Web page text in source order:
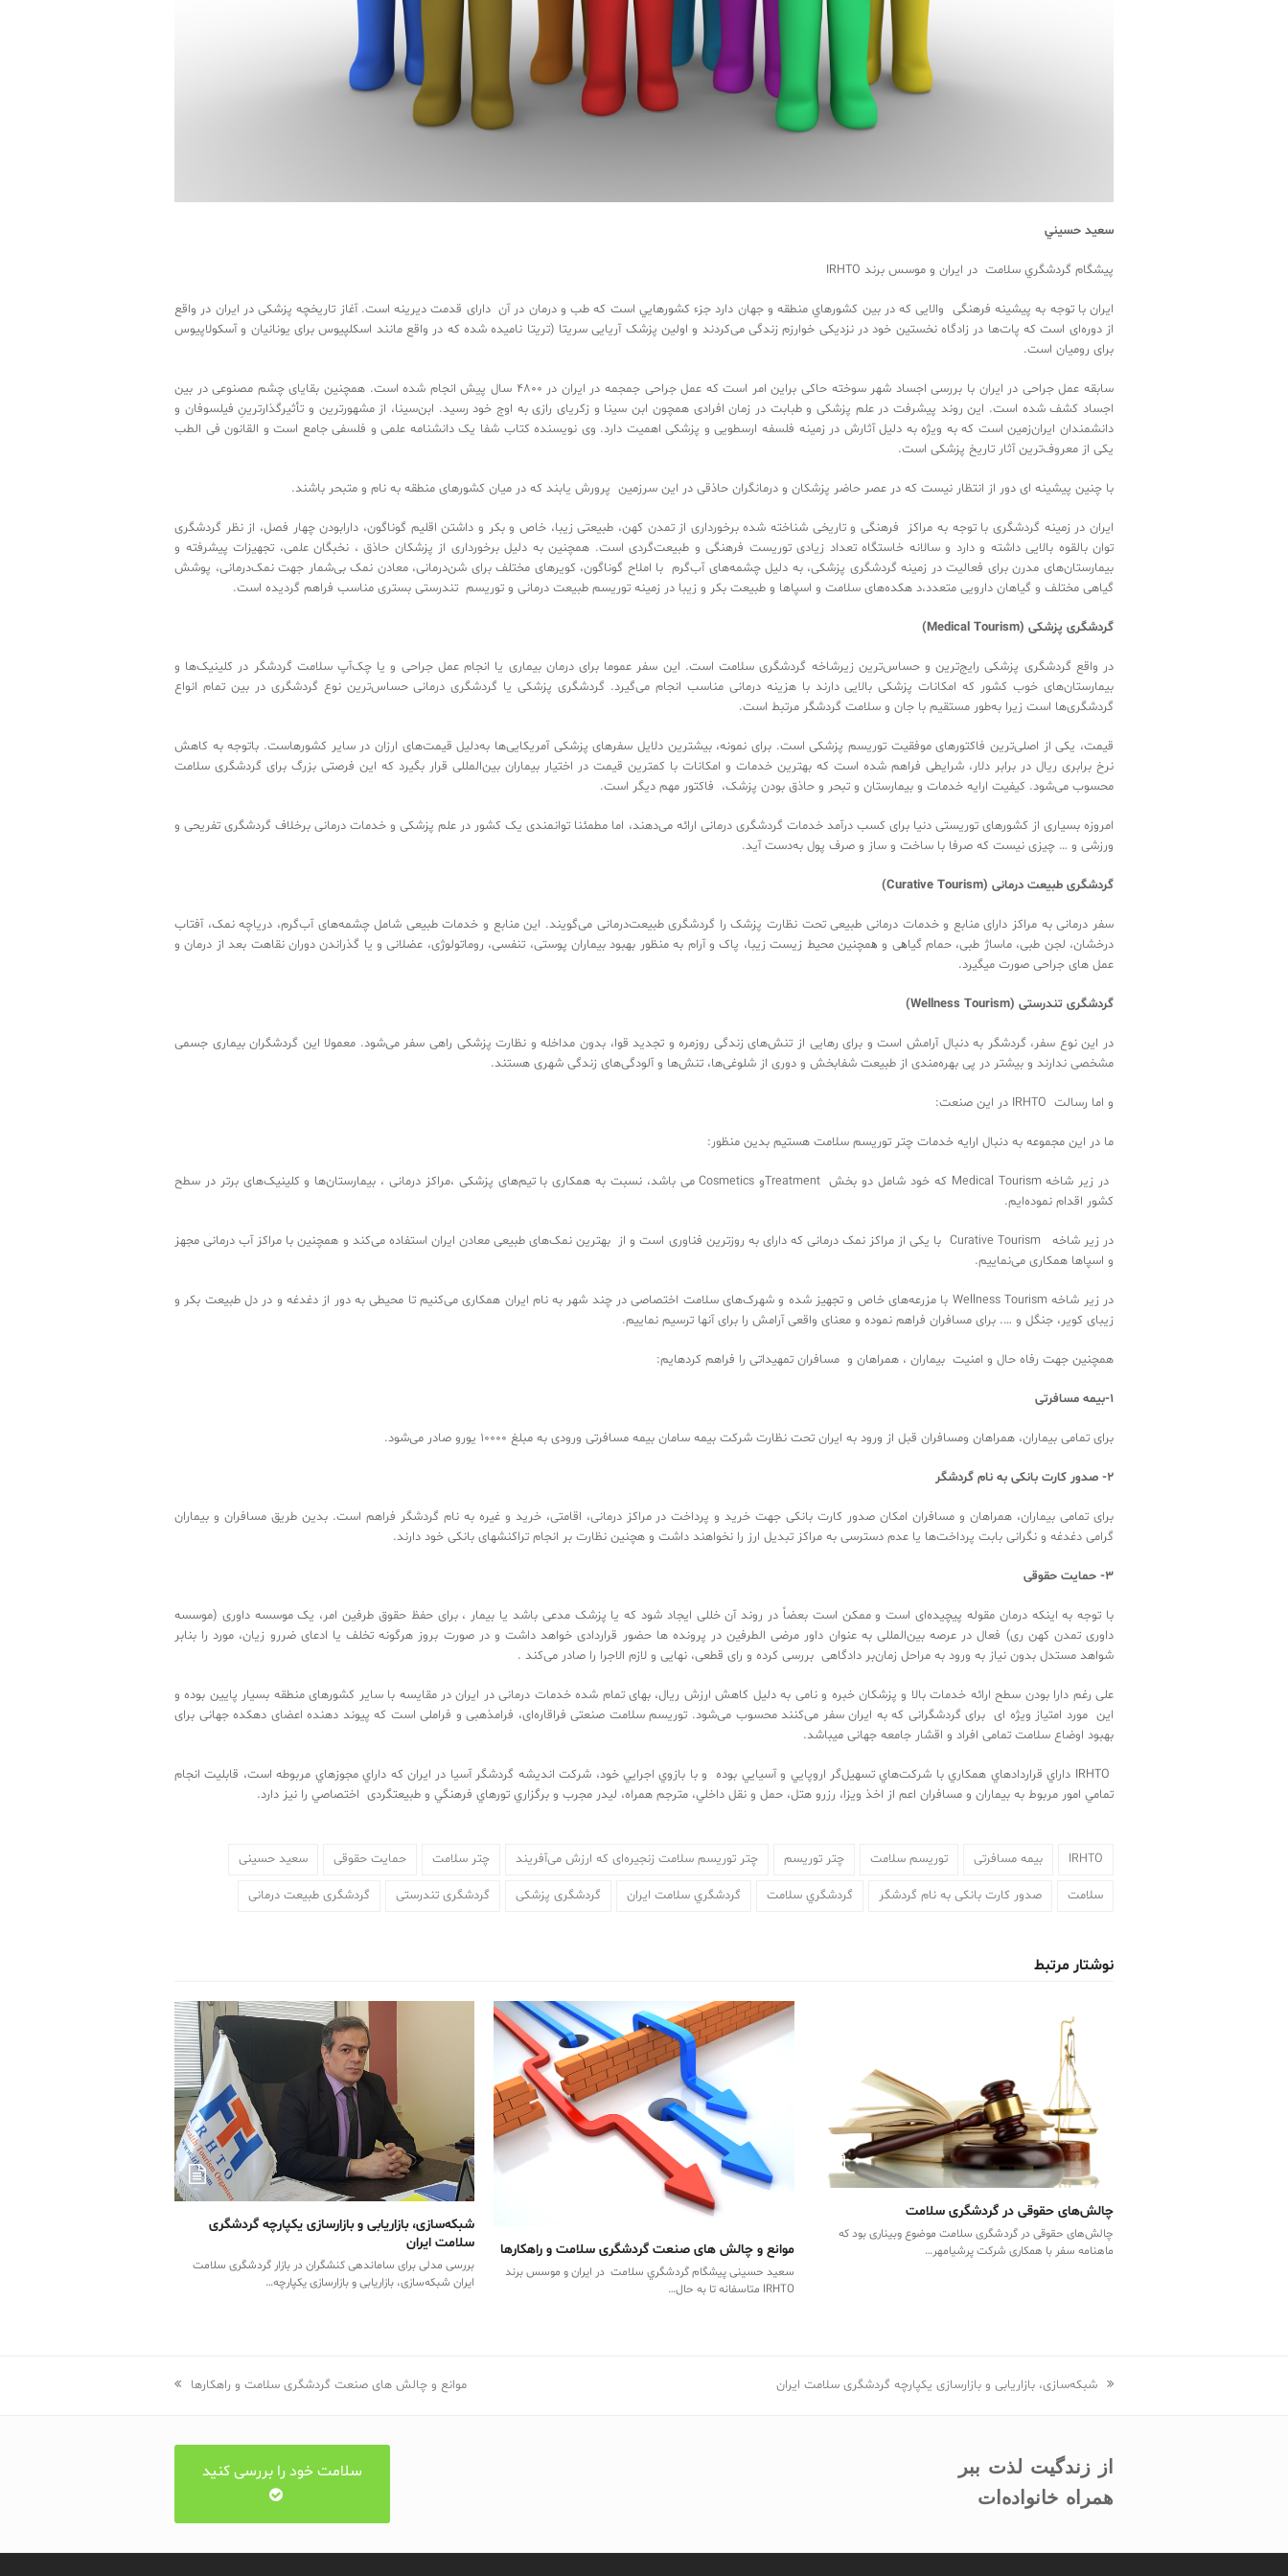
سعيد ‬حسيني‬‬
پيشگام ‬گردشگري ‬سلامت ‬در ‬ايران ‬و ‬موسس ‬برند ‬IRHTO ‬‬‬‬‬‬‬‬‬‬‬‬‬‬‬‬
ایران ‬با ‬توجه ‬به ‬پیشینه ‬فرهنگی ‬والایی ‬که ‬در ‬بين ‬كشورهاي ‬منطقه ‬و ‬جهان ‬دارد ‬جزء ‬کشورهايي ‬است ‬كه ‬طب ‬و ‬درمان ‬در ‬آن ‬دارای ‬قدمت ‬دیرینه ‬است. ‬آغاز ‬تاریخچه ‬پزشکی ‬در ‬ایران ‬در ‬واقع
‬از ‬دوره‌ای ‬است ‬که ‬پات‌ها‌ ‬در ‬زادگاه ‬نخستین ‬خود ‬در ‬نزدیکی ‬خوارزم ‬زندگی ‬می‌کردند ‬و ‬اولین ‬پزشک ‬آریایی سریتا (تریتا ‬نامیده ‬شده ‬که ‬در ‬واقع ‬مانند ‬اسکلپیوس ‬برای ‬یونانیان ‬و ‬آسکولاپیوس
‬برای ‬رومیان است.
سابقه ‬عمل ‬جراحی ‬در ‬ایران ‬با ‬بررسی ‬اجساد ‬شهر ‬سوخته ‬حاکی ‬براین ‬امر ‬است ‬که ‬عمل ‬جراحی ‬جمجمه ‬در ‬ایران ‬در ‬4800 ‬سال ‬پیش ‬انجام ‬شده ‬است. ‬همچنین ‬بقایای ‬چشم ‬مصنوعی ‬در ‬بین
‬اجساد ‬کشف ‬شده ‬است. ‬این ‬روند ‬پیشرفت ‬در ‬علم ‬پزشکی ‬و ‬طبابت ‬در ‬زمان ‬افرادی ‬همچون ‬ابن ‬سینا ‬و ‬زکریای ‬رازی ‬به ‬اوج ‬خود ‬رسید. ‬ابن‌سینا‌، ‬از ‬مشهورترین ‬و ‬تأثیرگذارترینِ ‬فیلسوفان ‬و
‬دانشمندان ‬ایران‌زمین ‬است ‬که ‬به ‬ویژه ‬به ‬دلیل ‬آثارش ‬در ‬زمینه ‬فلسفه ‬ارسطویی ‬و ‬پزشکی ‬اهمیت ‬دارد. ‬وی ‬نویسنده ‬کتاب ‬شفا ‬یک ‬دانشنامه ‬علمی ‬و ‬فلسفی ‬جامع ‬است ‬و ‬القانون ‬فی ‬الطب
‬یکی ‬از ‬معروف‌ترین ‬آثار ‬تاریخ ‬پزشکی ‬است.
با ‬چنین ‬پیشینه ‬ای ‬دور ‬از ‬انتظار ‬نیست ‬که ‬در ‬عصر ‬حاضر ‬پزشکان ‬و ‬درمانگران ‬حاذقی ‬در ‬این ‬سرزمین ‬پرورش ‬یابند ‬که ‬در ‬میان ‬کشورهای ‬منطقه ‬به ‬نام ‬و ‬متبحر ‬باشند.‬‬‬‬‬‬‬‬‬‬‬‬‬‬‬‬‬‬‬‬‬‬‬‬‬‬‬‬‬‬‬‬‬‬‬‬‬‬‬‬‬‬‬‬‬‬‬‬‬‬‬‬‬‬‬‬‬‬‬‬‬‬‬
ایران ‬در ‬زمینه ‬گردشگری ‬با ‬توجه ‬به ‬مراکز ‬فرهنگی ‬و ‬تاریخی ‬شناخته ‬شده ‬برخورداری ‬از ‬تمدن ‬کهن‌، ‬طبیعتی ‬زیبا، ‬خاص ‬و ‬بکر ‬و ‬داشتن ‬اقلیم ‬گوناگون، ‬دارابودن ‬چهار ‬فصل، ‬از ‬نظر ‬گردشگری
‬توان ‬بالقوه ‬بالایی ‬داشته ‬و ‬دارد ‬و ‬سالانه ‬خاستگاه ‬تعداد ‬زیادی ‬توریست ‬فرهنگی ‬و ‬طبیعت‌گردی ‬است. ‬همچنین ‬به ‬دلیل ‬برخورداری ‬از ‬پزشکان ‬حاذق ‬، ‬نخبگان ‬علمی، ‬تجهیزات ‬پیشرفته ‬و
‬بیمارستان‌های ‬مدرن ‬برای ‬فعالیت ‬در ‬زمینه ‬گردشگری ‬پزشکی، ‬به ‬دلیل ‬چشمه‌های ‬آب‌گرم ‬با ‬املاح ‬گوناگون، ‬کویرهای ‬مختلف ‬برای ‬شن‌درمانی، ‬معادن ‬نمک ‬بی‌شمار ‬جهت ‬نمک‌درمانی، ‬پوشش
‬گیاهی ‬مختلف ‬و ‬گیاهان ‬دارویی ‬متعدد‌،د ‬هکده‌های ‬سلامت ‬و ‬اسپاها ‬و ‬طبیعت ‬بکر ‬و ‬زیبا ‬در ‬زمینه ‬توریسم ‬طبیعت ‬درمانی ‬و ‬توریسم ‬تندرستی ‬بستری ‬مناسب ‬فراهم ‬گردیده ‬است.‬‬‬‬‬‬‬‬‬‬‬‬‬‬‬‬‬‬‬‬‬‬‬‬‬‬‬‬‬‬‬‬‬‬‬‬‬‬‬‬‬‬‬‬‬‬‬‬‬‬‬‬‬‬‬‬‬‬‬‬‬‬‬‬‬‬‬‬‬‬‬‬‬‬‬‬‬‬‬‬‬‬‬‬‬‬‬‬‬‬‬‬‬‬‬‬‬‬‬‬‬‬‬‬‬‬‬‬‬‬‬‬‬‬‬‬‬‬‬‬‬‬‬‬‬‬‬‬‬‬‬‬‬‬‬‬‬‬‬‬‬‬‬‬‬‬‬‬‬‬‬‬‬‬‬‬‬‬‬‬‬‬‬‬‬‬‬‬‬‬‬‬‬‬‬‬‬‬‬‬‬‬‬‬‬‬‬‬‬‬‬‬‬‬‬‬‬‬‬‬‬‬‬‬‬‬‬‬‬‬‬‬‬‬‬‬‬‬‬‬‬‬‬‬‬‬‬‬‬
گردشگری ‬پزشکی (‬Medical Tourism)‬‬‬‬‬‬‬
در ‬واقع ‬گردشگری ‬پزشکی ‬رایج‌ترین ‬و ‬حساس‌ترین ‬زیرشاخه ‬گردشگری ‬سلامت ‬است. ‬این ‬سفر ‬عموما ‬برای ‬درمان ‬بیماری ‬یا ‬انجام ‬عمل ‬جراحی ‬و ‬یا ‬چک‌آپ ‬سلامت ‬گردشگر ‬در ‬کلینیک‌ها ‬و
‬بیمارستان‌های ‬خوب ‬کشور ‬که ‬امکانات ‬پزشکی ‬بالایی ‬دارند ‬با ‬هزینه‌ ‬درمانی ‬مناسب ‬انجام ‬می‌گیرد. ‬گردشگری ‬پزشکی ‬یا ‬گردشگری ‬درمانی ‬حساس‌ترین ‬نوع ‬گردشگری ‬در ‬بین ‬تمام ‬انواع
‬گردشگری‌ها ‬است ‬زیرا ‬به‌طور ‬مستقیم ‬با ‬جان ‬و ‬سلامت ‬گردشگر ‬مرتبط ‬است.‬‬‬‬‬‬‬‬‬‬‬‬‬‬‬‬‬‬‬‬‬‬‬‬‬‬‬‬‬‬‬‬‬‬‬‬‬‬‬‬‬‬‬‬‬‬‬‬‬‬‬‬‬‬‬‬‬‬‬‬‬‬‬‬‬‬‬‬‬‬‬‬‬‬‬‬‬‬‬‬‬‬‬‬‬‬‬‬‬‬‬‬‬‬‬‬‬‬‬‬‬‬‬‬‬‬‬‬‬‬‬‬‬‬‬‬‬‬‬‬‬‬‬‬‬‬‬‬‬‬‬‬‬‬‬
قیمت، ‬یکی ‬از ‬اصلی‌ترین ‬فاکتور‌های ‬موفقیت ‬توریسم ‬پزشکی ‬است. ‬برای ‬نمونه، ‬بیشترین ‬دلایل ‬سفر‌های ‬پزشکی ‬آمریکایی‌ها ‬به‌دلیل ‬قیمت‌های ‬ارزان ‬در ‬سایر ‬کشورهاست. ‬باتوجه ‬به ‬کاهش
‬نرخ ‬برابری ‬ریال ‬در ‬برابر ‬دلار، ‬شرایطی ‬فراهم ‬شده ‬است ‬که ‬بهترین ‬خدمات ‬و ‬امکانات ‬با ‬کمترین ‬قیمت ‬در ‬اختیار ‬بیماران ‬بین‌المللی ‬قرار ‬بگیرد ‬که ‬این ‬فرصتی ‬بزرگ ‬برای ‬گردشگری ‬سلامت
‬محسوب ‬می‌شود. ‬کیفیت ‬ارایه ‬خدمات ‬و ‬بیمارستان ‬و ‬تبحر ‬و ‬حاذق ‬بودن ‬پزشک، ‬فاکتور ‬مهم ‬دیگر ‬است.‬‬‬‬‬‬‬‬‬‬‬‬‬‬‬‬‬‬‬‬‬‬‬‬‬‬‬‬‬‬‬‬‬‬‬‬‬‬‬‬‬‬‬‬‬‬‬‬‬‬‬‬‬‬‬‬‬‬‬‬‬‬‬‬‬‬‬‬‬‬‬‬‬‬‬‬‬‬‬‬‬‬‬‬‬‬‬‬‬‬‬‬‬‬‬‬‬‬‬‬‬‬‬‬‬‬‬‬‬‬‬‬‬‬‬‬‬‬‬‬‬‬‬‬‬‬‬‬‬‬‬‬‬‬‬‬‬‬‬‬‬‬‬‬‬‬‬
امروزه ‬بسیاری ‬از ‬کشور‌های ‬توریستی ‬دنیا ‬برای ‬کسب ‬درآمد ‬خدمات ‬گردشگری ‬درمانی ‬ارائه ‬می‌دهند، ‬اما ‬مطمئنا ‬توانمندی ‬یک ‬کشور ‬در ‬علم ‬پزشکی ‬و ‬خدمات ‬درمانی ‬برخلاف ‬گردشگری ‬تفریحی ‬و
‬ورزشی ‬و ‬… ‬چیزی ‬نیست ‬که ‬صرفا ‬با ‬ساخت ‬و ‬ساز ‬و ‬صرف ‬پول ‬به‌دست ‬آید. ‬‬‬‬‬‬‬‬‬‬‬‬‬‬‬‬‬‬‬‬‬‬‬‬‬‬‬‬‬‬‬‬‬‬‬‬‬‬‬‬‬‬‬‬‬‬‬‬‬‬‬‬‬‬‬‬‬‬‬‬‬‬‬‬‬‬‬‬‬‬‬‬‬‬‬‬‬‬‬‬‬‬‬‬‬‬‬‬‬‬
گردشگری ‬طبیعت ‬درمانی (‬Curative Tourism)‬‬‬‬‬‬‬‬‬
سفر ‬درمانی ‬به ‬مراکز ‬دارای ‬منابع ‬و ‬خدمات ‬درمانی ‬طبیعی ‬تحت ‬نظارت ‬پزشک ‬را ‬گردشگری ‬طبیعت‌درمانی ‬می‌گویند. ‬این ‬منابع ‬و ‬خدمات ‬طبیعی ‬شامل ‬چشمه‌های ‬آب‌گرم، ‬دریاچه ‬نمک، ‬آفتاب
‬درخشان، ‬لجن ‬طبی، ‬ماساژ ‬طبی، ‬حمام ‬گیاھی ‬و ‬ھمچنین ‬محیط ‬زیست ‬زیبا، ‬پاک ‬و ‬آرام ‬به ‬منظور ‬بهبود ‬بیماران ‬پوستی، ‬تنفسی، ‬روماتولوژی، ‬عضلانی ‬و ‬یا ‬گذراندن ‬دوران ‬نقاهت ‬بعد ‬از ‬درمان ‬و
‬عمل ‬های ‬جراحی ‬صورت ‬میگیرد. ‬‬‬‬‬‬‬‬‬‬‬‬‬‬‬‬‬‬‬‬‬‬‬‬‬‬‬‬‬‬‬‬‬‬‬‬‬‬‬‬‬‬‬‬‬‬‬‬‬‬‬‬‬‬‬‬‬‬‬‬‬‬‬‬‬‬‬‬‬‬‬‬‬‬‬‬‬‬‬‬‬‬‬‬‬‬‬‬‬‬‬‬‬‬‬‬‬‬‬‬‬‬‬‬‬‬‬‬‬‬‬‬‬‬‬‬‬‬‬‬‬‬‬‬‬‬‬‬‬‬‬‬‬
گردشگری ‬تندرستی (‬Wellness Tourism)‬‬‬‬‬‬‬
در ‬این ‬نوع ‬سفر، ‬گردشگر ‬به ‬دنبال ‬آرامش ‬است ‬و ‬برای ‬رهایی ‬از ‬تنش‌های ‬زندگی ‬روزمره ‬و ‬تجدید ‬قوا، ‬بدون ‬مداخله ‬و ‬نظارت ‬پزشکی ‬راهی ‬سفر ‬می‌شود. ‬معمولا ‬این ‬گردشگران ‬بیماری ‬جسمی
‬مشخصی ‬ندارند ‬و ‬بیشتر ‬در ‬پی ‬بهره‌مندی ‬از ‬طبیعت ‬شفابخش ‬و ‬دوری ‬از ‬شلوغی‌ها، ‬تنش‌ها ‬و ‬آلودگی‌های ‬زندگی ‬شهری ‬هستند. ‬‬‬‬‬‬‬‬‬‬‬‬‬‬‬‬‬‬‬‬‬‬‬‬‬‬‬‬‬‬‬‬‬‬‬‬‬‬‬‬‬‬‬‬‬‬‬‬‬‬‬‬‬‬‬‬‬‬‬‬‬‬‬‬‬‬‬‬‬‬‬‬‬‬‬‬‬‬‬‬‬‬‬‬‬‬‬‬‬‬‬‬‬‬‬‬‬‬‬‬‬‬‬‬‬
و ‬اما ‬رسالت ‬ IRHTO ‬در ‬این ‬صنعت: ‬‬‬‬‬‬‬‬‬‬‬‬‬‬‬
ما ‬در ‬این ‬مجموعه ‬به ‬دنبال ‬ارایه ‬خدمات ‬چتر ‬توریسم ‬سلامت ‬هستیم ‬بدین ‬منظور:‬‬‬‬‬‬‬‬‬‬‬‬‬‬‬‬‬‬‬‬‬‬‬‬‬‬‬‬‬
‬در ‬زیر ‬شاخه ‬Medical Tourism ‬که ‬خود ‬شامل ‬دو ‬بخش ‬Treatmentو ‬Cosmetics ‬می ‬باشد، ‬نسبت ‬به ‬همکاری ‬با ‬تیم‌های ‬پزشکی ‬،مراکز ‬درمانی ‬، ‬بیمارستان‌ها ‬و ‬کلینیک‌های ‬برتر ‬در ‬سطح
‬کشور ‬اقدام ‬نموده‌ایم. ‬‬‬‬‬‬‬‬‬‬‬‬‬‬‬‬‬‬‬‬‬‬‬‬‬‬‬‬‬‬‬‬‬‬‬‬‬‬‬‬‬‬‬‬‬‬‬‬‬‬‬‬‬‬‬‬‬‬‬‬‬‬‬‬‬
در ‬زیر ‬شاخه ‬Curative Tourism ‬ با ‬یکی ‬از ‬مراکز ‬نمک ‬درمانی ‬که ‬دارای ‬به ‬روزترین ‬فناوری ‬است ‬و ‬از ‬بهترین ‬نمک‌های ‬طبیعی ‬معادن ‬ایران ‬استفاده ‬می‌کند ‬و ‬همچنین ‬با ‬مراکز ‬آب ‬درمانی ‬مجهز
‬و ‬اسپاها ‬همکاری ‬می‌نماییم.‬‬‬‬‬‬‬‬‬‬‬‬‬‬‬‬‬‬‬‬‬‬‬‬‬‬‬‬‬‬‬‬‬‬‬‬‬‬‬‬‬‬‬‬‬‬‬‬‬‬‬‬‬‬‬‬‬‬‬‬‬‬‬‬‬‬‬‬‬‬‬‬‬
در ‬زیر ‬شاخه ‬Wellness Tourism ‬با ‬مزرعه‌های ‬خاص ‬و ‬تجهیز ‬شده ‬و ‬شهرک‌های ‬سلامت ‬اختصاصی ‬در ‬چند ‬شهر ‬به ‬نام ‬ایران ‬همکاری ‬می‌کنیم ‬تا ‬محیطی ‬به ‬دور ‬از ‬دغدغه ‬و ‬در ‬دل ‬طبیعت ‬بکر ‬و
‬زیبای ‬کویر، ‬جنگل ‬و …. ‬برای ‬مسافران ‬فراهم ‬نموده ‬و ‬معنای ‬واقعی ‬آرامش ‬را ‬برای ‬آنها ‬ترسیم ‬نماییم.‬‬‬‬‬‬‬‬‬‬‬‬‬‬‬‬‬‬‬‬‬‬‬‬‬‬‬‬‬‬‬‬‬‬‬‬‬‬‬‬‬‬‬‬‬‬‬‬‬‬‬‬‬‬‬‬‬‬‬‬‬‬‬‬‬‬‬‬‬‬‬‬‬‬‬‬‬‬‬‬‬‬‬‬‬‬‬‬‬‬‬‬‬‬‬‬‬‬‬‬‬‬‬
همچنین ‬جهت ‬رفاه ‬حال ‬و ‬امنیت ‬بیماران ‬، ‬همراهان ‬و ‬مسافران ‬تمهیداتی ‬را ‬فراهم ‬کردهایم:‬‬‬‬‬‬‬‬‬‬‬‬‬‬‬‬‬‬‬‬‬‬‬‬‬‬‬‬‬‬‬‬‬
1-بیمه ‬مسافرتی‬‬
برای ‬تمامی ‬بیماران، ‬همراهان ‬ومسافران ‬قبل ‬از ‬ورود ‬به ‬ایران ‬تحت ‬نظارت ‬شرکت ‬بیمه ‬سامان ‬بیمه ‬مسافرتی ‬ورودی ‬به ‬مبلغ ‬10000 ‬یورو ‬صادر ‬می‌شود.‬‬‬‬‬‬‬‬‬‬‬‬‬‬‬‬‬‬‬‬‬‬‬‬‬‬‬‬‬‬‬‬‬‬‬‬‬‬‬‬‬‬‬‬‬‬‬‬‬
2- ‬صدور ‬کارت ‬بانکی ‬به ‬نام ‬گردشگر‬‬‬‬‬‬‬‬‬‬‬‬
برای ‬تمامی ‬بیماران‌، ‬همراهان ‬و ‬مسافران ‬امکان ‬صدور ‬کارت ‬بانکی ‬جهت ‬خرید ‬و ‬پرداخت ‬در ‬مراکز ‬درمانی‌، ‬اقامتی، ‬خرید ‬و ‬غیره ‬به ‬نام ‬گردشگر ‬فراهم ‬است. ‬بدین ‬طریق ‬مسافران ‬و ‬بیماران
‬گرامی ‬دغدغه ‬و ‬نگرانی ‬بابت ‬پرداخت‌ها ‬یا ‬عدم ‬دسترسی ‬به ‬مراکز ‬تبدیل ‬ارز ‬را ‬نخواهند ‬داشت ‬و ‬هچنین ‬نظارت ‬بر ‬انجام ‬تراکنشهای ‬بانکی ‬خود ‬دارند. ‬‬‬‬‬‬‬‬‬‬‬‬‬‬‬‬‬‬‬‬‬‬‬‬‬‬‬‬‬‬‬‬‬‬‬‬‬‬‬‬‬‬‬‬‬‬‬‬‬‬‬‬‬‬‬‬‬‬‬‬‬‬‬‬‬‬‬‬‬‬‬‬‬‬‬‬‬‬‬‬‬‬‬‬‬‬‬‬‬‬‬‬‬‬‬‬‬‬‬‬‬‬‬‬‬‬‬‬‬‬‬‬‬
3- ‬حمایت ‬حقوقی‬‬‬‬
با ‬توجه ‬به ‬اینکه ‬درمان ‬مقوله ‬پیچیده‌ای ‬است ‬و ‬ممکن ‬است ‬بعضاً ‬در ‬روند ‬آن ‬خللی ‬ایجاد ‬شود ‬که ‬یا ‬پزشک ‬مدعی ‬باشد ‬یا ‬بیمار ‬، ‬برای ‬حفظ ‬حقوق ‬طرفین ‬امر، ‬یک ‬موسسه ‬داوری (‬موسسه
‬داوری ‬تمدن ‬کهن ‬ری) ‬فعال ‬در ‬عرصه ‬بین‌المللی ‬به ‬عنوان ‬داور ‬مرضی ‬الطرفین ‬در ‬پرونده ‬ها ‬حضور ‬قراردادی ‬خواهد ‬داشت ‬و ‬در ‬صورت ‬بروز ‬هرگونه ‬تخلف ‬یا ‬ادعای ‬ضررو ‬زیان‌، ‬مورد ‬را ‬بنابر
‬شواهد ‬مستدل ‬بدون ‬نیاز ‬به ‬ورود ‬به ‬مراحل ‬زمان‌بر ‬دادگاهی ‬بررسی ‬کرده ‬و ‬رای ‬قطعی، ‬نهایی ‬و ‬لازم ‬الاجرا ‬را ‬صادر ‬می‌کند .‬‬‬‬‬‬‬‬‬‬‬‬‬‬‬‬‬‬‬‬‬‬‬‬‬‬‬‬‬‬‬‬‬‬‬‬‬‬‬‬‬‬‬‬‬‬‬‬‬‬‬‬‬‬‬‬‬‬‬‬‬‬‬‬‬‬‬‬‬‬‬‬‬‬‬‬‬‬‬‬‬‬‬‬‬‬‬‬‬‬‬‬‬‬‬‬‬‬‬‬‬‬‬‬‬‬‬‬‬‬‬‬‬‬‬‬‬‬‬‬‬‬‬‬‬‬‬‬‬‬‬‬‬‬‬‬‬‬‬‬‬‬‬‬‬‬‬‬‬‬‬‬‬‬‬‬‬‬‬‬‬‬‬‬‬‬‬‬‬‬‬‬‬‬‬‬‬‬‬‬‬
علی ‬رغم ‬دارا ‬بودن ‬سطح ‬ارائه ‬خدمات ‬بالا ‬و ‬پزشکان ‬خبره ‬و ‬نامی ‬به ‬دلیل ‬کاهش ‬ارزش ‬ریال، ‬بهای ‬تمام ‬شده ‬خدمات ‬درمانی ‬در ‬ایران ‬در ‬مقایسه ‬با ‬سایر ‬کشورهای ‬منطقه ‬بسیار ‬پایین ‬بوده ‬و
‬این ‬مورد ‬امتیاز ‬ویژه ‬ای ‬برای ‬گردشگرانی ‬که ‬به ‬ایران ‬سفر ‬می‌کنند ‬محسوب ‬می‌شود. ‬توریسم ‬سلامت ‬صنعتی ‬فراقاره‌ای، ‬فرامذهبی ‬و ‬فراملی ‬است ‬که ‬پیوند ‬دهنده ‬اعضای ‬دهکده ‬جهانی ‬برای
‬بهبود ‬اوضاع ‬سلامت ‬تمامی ‬افراد ‬و ‬اقشار ‬جامعه ‬جهانی ‬میباشد. ‬‬‬‬‬‬‬‬‬‬‬‬‬‬‬‬‬‬‬‬‬‬‬‬‬‬‬‬‬‬‬‬‬‬‬‬‬‬‬‬‬‬‬‬‬‬‬‬‬‬‬‬‬‬‬‬‬‬‬‬‬‬‬‬‬‬‬‬‬‬‬‬‬‬‬‬‬‬‬‬‬‬‬‬‬‬‬‬‬‬‬‬‬‬‬‬‬‬‬‬‬‬‬‬‬‬‬‬‬‬‬‬‬‬‬‬‬‬‬‬‬‬‬‬‬‬‬‬‬‬‬‬‬‬‬‬‬‬‬‬‬‬‬‬‬‬‬‬‬
‏ IRHTO ‬داراي ‬قراردادهاي ‬همكاري ‬با ‬شركت‌هاي ‬تسهيل‌گر ‬اروپايي ‬و ‬آسيايي ‬بوده ‬و ‬با ‬بازوي ‬اجرايي ‬خود، ‬شركت ‬انديشه ‬گردشگر ‬آسيا ‬در ‬ايران ‬كه ‬داراي ‬مجوزهاي ‬مربوطه ‬است، ‬قابليت ‬انجام
‬تمامي ‬امور ‬مربوط ‬به ‬بيماران ‬و ‬مسافران ‬اعم ‬از ‬اخذ ‬ويزا، ‬رزرو ‬هتل، ‬حمل ‬و ‬نقل ‬داخلي، ‬مترجم ‬همراه‌، ‬ليدر ‬مجرب ‬و ‬برگزاري ‬تورهاي ‬فرهنگي ‬و ‬طبيعتگردی ‬اختصاصي ‬را ‬نيز ‬دارد.‬‬‬‬‬‬‬‬‬‬‬‬‬‬‬‬‬‬‬‬‬‬‬‬‬‬‬‬‬‬‬‬‬‬‬‬‬‬‬‬‬‬‬‬‬‬‬‬‬‬‬‬‬‬‬‬‬‬‬‬‬‬‬‬‬‬‬‬‬‬‬‬‬‬‬‬‬‬‬‬‬‬‬‬‬‬‬‬‬‬‬‬‬‬‬‬‬‬‬‬‬‬‬‬‬‬‬‬‬‬‬‬‬‬‬‬‬‬‬‬‬‬‬
IRHTO بیمه مسافرتی توریسم سلامت چتر توریسم چتر توریسم سلامت زنجیره‌ای که ارزش می‌آفریند چتر سلامت حمایت حقوقی سعید حسینی
سلامت صدور کارت بانکی به نام گردشگر گردشگري سلامت گردشگري سلامت ایران گردشگری پزشکی گردشگری تندرستی گردشگری طبیعت درمانی
نوشتار مرتبط
چالش‌های حقوقی در گردشگری سلامت
چالش‌های حقوقی در گردشگری سلامت موضوع وبیناری بود که
ماهنامه سفر با همکاری شرکت پرشیامهر…
موانع و چالش های صنعت گردشگری سلامت و راهکارها
سعيد ‬حسينی پيشگام ‬گردشگري ‬سلامت ‬در ‬ايران ‬و ‬موسس ‬برند
‬IRHTO‬‬‬‬‬‬‬‬ متاسفانه ‬تا ‬به ‬حال…
شبکه‌سازی، بازاریابی و بازارسازی یکپارچه گردشگری
سلامت ایران
بررسی مدلی برای ساماندهی کنشگران در بازار گردشگری سلامت
ایران شبکه‌سازی، بازاریابی و بازارسازی یکپارچه…
previous
شبکه‌سازی، بازاریابی و بازارسازی یکپارچه گردشگری سلامت ایران
next
موانع و چالش های صنعت گردشگری سلامت و راهکارها
از زندگیت لذت ببر
همراه خانواده‌ات
سلامت خود را بررسی کنید